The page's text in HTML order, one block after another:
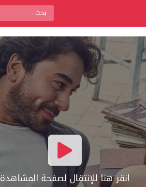
انقر هنا للإنتقال لصفحة المشاهدة